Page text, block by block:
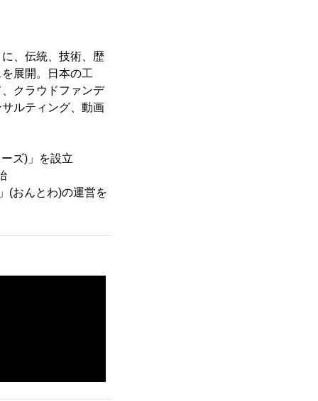
、伝統、技術、歴
展開。日本の工
クラウドファンデ
ルティング、動画
ズ)」を設立
(おんとわ)の運営を